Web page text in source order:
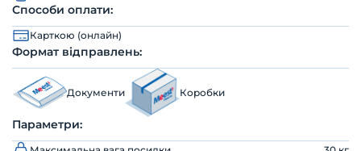
Способи оплати:
Карткою (онлайн)
Формат відправлень:
Документи Коробки
Параметри: